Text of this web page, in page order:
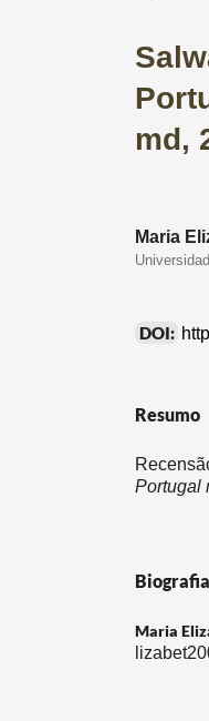
md,
Maria
DOI:
Resumo
Portugal
Maria